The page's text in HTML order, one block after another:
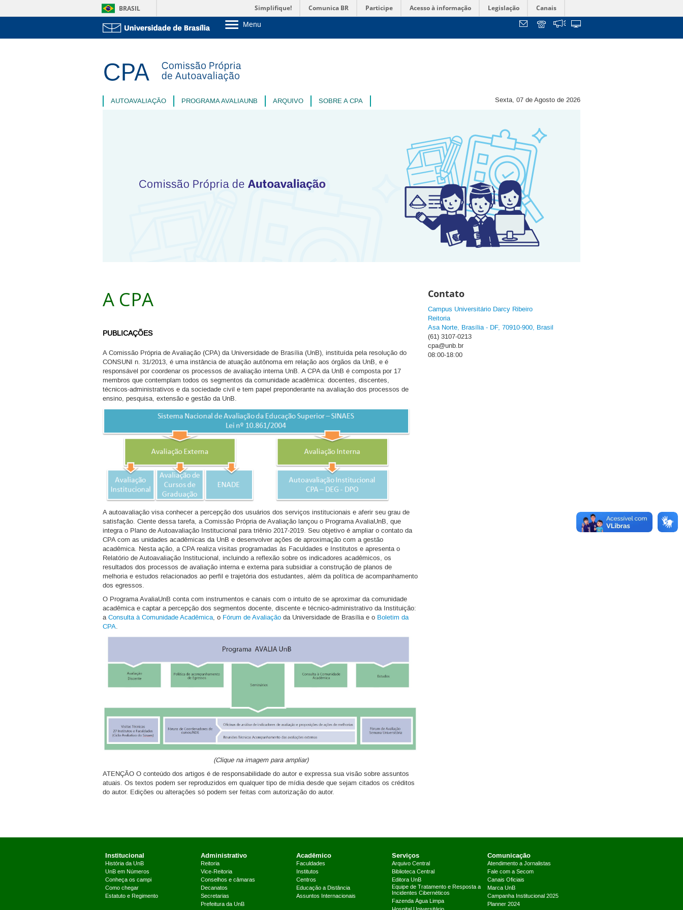
BRASIL Simplifique! Comunica BR Participe Acesso à informação Legislação Canais
Menu
Sobre a UnB
Graduação
Pós-Graduação
AUTOAVALIAÇÃO PROGRAMA AVALIAUNB ARQUIVO SOBRE A CPA Sexta, 07 de Agosto de 2026
A CPA
PUBLICAÇÕES
A Comissão Própria de Avaliação (CPA) da Universidade de Brasília (UnB), instituída pela resolução do
CONSUNI n. 31/2013, é uma instância de atuação autônoma em relação aos órgãos da UnB, e é
responsável por coordenar os processos de avaliação interna UnB. A CPA da UnB é composta por 17
membros que contemplam todos os segmentos da comunidade acadêmica: docentes, discentes,
técnicos-administrativos e da sociedade civil e tem papel preponderante na avaliação dos processos de
ensino, pesquisa, extensão e gestão da UnB.
A autoavaliação visa conhecer a percepção dos usuários dos serviços institucionais e aferir seu grau de
satisfação. Ciente dessa tarefa, a Comissão Própria de Avaliação lançou o Programa AvaliaUnB, que
integra o Plano de Autoavaliação Institucional para triênio 2017-2019. Seu objetivo é ampliar o contato da
CPA com as unidades acadêmicas da UnB e desenvolver ações de aproximação com a gestão
acadêmica. Nesta ação, a CPA realiza visitas programadas às Faculdades e Institutos e apresenta o
Relatório de Autoavaliação Institucional, incluindo a reflexão sobre os indicadores acadêmicos, os
resultados dos processos de avaliação interna e externa para subsidiar a construção de planos de
melhoria e estudos relacionados ao perfil e trajetória dos estudantes, além da política de acompanhamento
dos egressos.
O Programa AvaliaUnB conta com instrumentos e canais com o intuito de se aproximar da comunidade
acadêmica e captar a percepção dos segmentos docente, discente e técnico-administrativo da Instituição:
aConsulta à Comunidade Acadêmica, o Fórum de Avaliação da Universidade de Brasília e o Boletim da
CPA.
(Clique na imagem para ampliar)
ATENÇÃO O conteúdo dos artigos é de responsabilidade do autor e expressa sua visão sobre assuntos
atuais. Os textos podem ser reproduzidos em qualquer tipo de mídia desde que sejam citados os créditos
do autor. Edições ou alterações só podem ser feitas com autorização do autor.
Contato
Campus Universitário Darcy Ribeiro
Reitoria
Asa Norte, Brasília - DF, 70910-900, Brasil
(61) 3107-0213
cpa@unb.br
08:00-18:00
Institucional
História da UnB
UnB em Números
Conheça os campi
Como chegar
Estatuto e Regimento
Administrativo
Reitoria
Vice-Reitoria
Conselhos e câmaras
Decanatos
Secretarias
Prefeitura da UnB
Acadêmico
Faculdades
Institutos
Centros
Educação a Distância
Assuntos Internacionais
Serviços
Arquivo Central
Biblioteca Central
Editora UnB
Equipe de Tratamento e Resposta a
Incidentes Cibernéticos
Fazenda Água Limpa
Comunicação
Atendimento a Jornalistas
Fale com a Secom
Canais Oficiais
Marca UnB
Campanha Institucional 2025
Planner 2024